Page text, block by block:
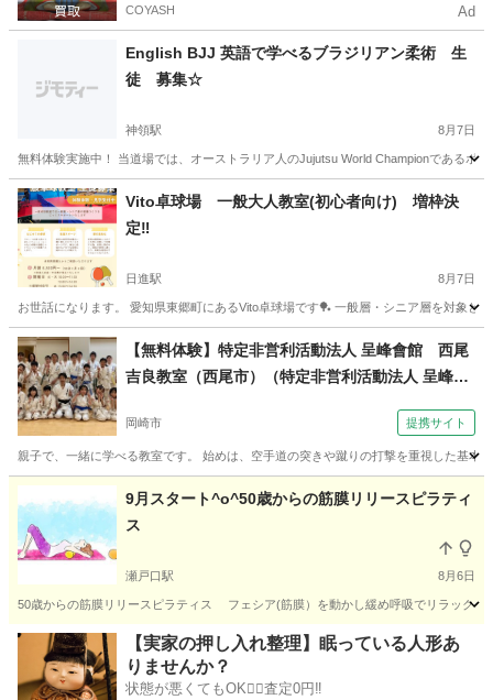
COYASH Ad
English BJJ 英語で学べるブラジリアン柔術 生
徒 募集☆
神領駅 8月7日
無料体験実施中！ 当道場では、オーストラリア人のJujutsu World Championであるポ
愛知 春日井市 神領駅 スポーツ 柔術
Vito卓球場 一般大人教室(初心者向け) 増枠決
定‼
日進駅 8月7日
お世話になります。 愛知県東郷町にあるVito卓球場です🏓 一般層・シニア層を対象
愛知 愛知郡 日進駅 スポーツ 初心者
【無料体験】特定非営利活動法人 呈峰會館 西尾
吉良教室（西尾市）（特定非営利活動法人 呈峰會
岡崎市 提携サイト
親子で、一緒に学べる教室です。 始めは、空手道の突きや蹴りの打撃を重視した基
愛知 岡崎市 空手/他格闘技
9月スタート^o^50歳からの筋膜リリースピラティ
ス
瀬戸口駅 8月6日
50歳からの筋膜リリースピラティス フェシア(筋膜）を動かし緩め呼吸でリラックス
愛知 瀬戸市 瀬戸口駅 その他 ビューティー
【実家の押し入れ整理】眠っている人形あ
りませんか？
状態が悪くてもOK🙆‍♀️査定0円‼️